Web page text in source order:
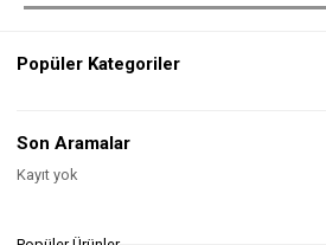
Popüler Kategoriler
Son Aramalar
Kayıt yok